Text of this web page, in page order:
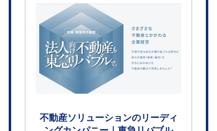
不動産ソリューションのリーディ